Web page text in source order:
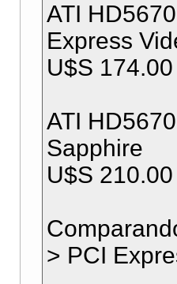
ATI
Express
U$S
ATI
Sapphire
U$S
> PCI